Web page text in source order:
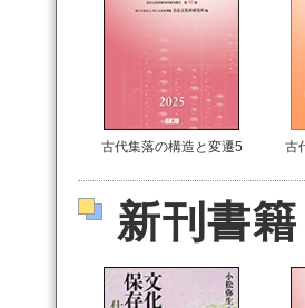
古代集落の構造と変遷5 古
新刊書籍